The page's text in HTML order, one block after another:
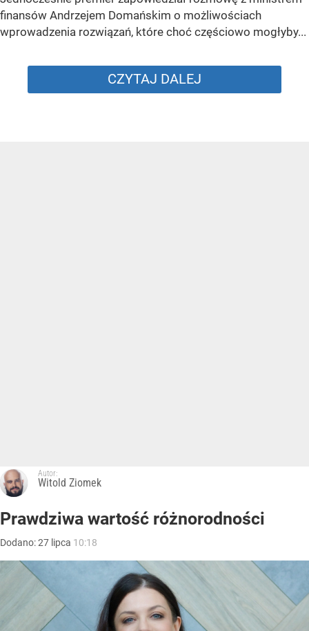
finansów Andrzejem Domańskim o możliwościach
wprowadzenia rozwiązań, które choć częściowo mogłyby...
CZYTAJ DALEJ
Autor:
Witold Ziomek
Prawdziwa wartość różnorodności
Dodano:27 lipca 10:18